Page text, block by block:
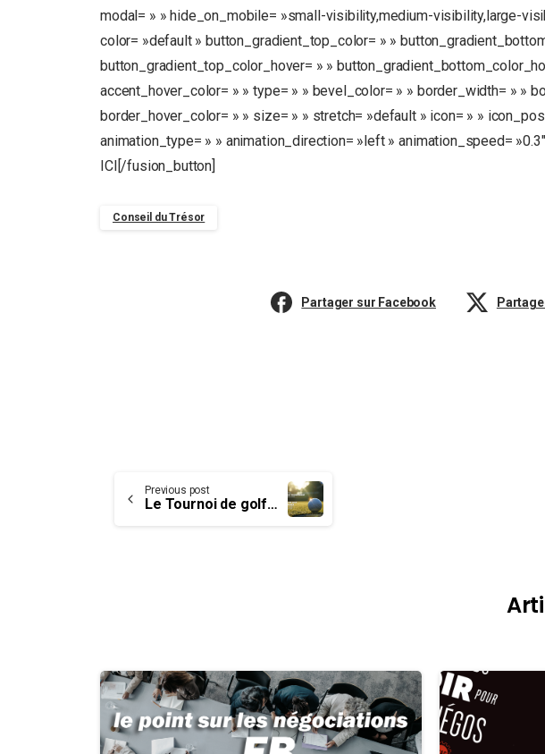
modal= » » hide_on_mobile= »small-visibility,medium-visibility,large-
color= »default » button_gradient_top_color= » »
button_gradient_top_color_hover= » »
accent_hover_color= » » type= » » bevel_color= » » border_width= » »
border_hover_color= » » size= » » stretch= »default » icon= » »
animation_type= » » animation_direction= »left » animation_speed=
ICI[/fusion_button]
Conseil du Trésor
Partager sur Facebook
Continue
Previous post
Le Tournoi de golf de bienfaisance – Mike Wing de l’UCET